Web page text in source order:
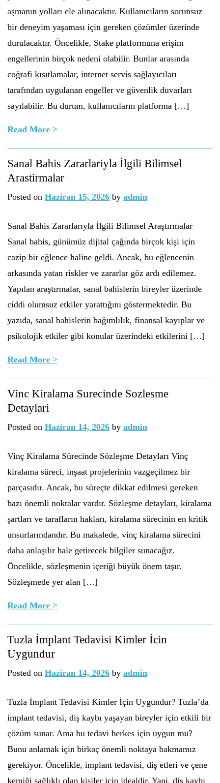
aşmanın yolları ele alınacaktır. Kullanıcıların sorunsuz
bir deneyim yaşaması için gereken çözümler üzerinde
durulacaktır. Öncelikle, Stake platformuna erişim
engellerinin birçok nedeni olabilir. Bunlar arasında
coğrafi kısıtlamalar, internet servis sağlayıcıları
tarafından uygulanan engeller ve güvenlik duvarları
sayılabilir. Bu durum, kullanıcıların platforma […]
Read More >
Sanal Bahis Zararlariyla İlgili Bilimsel
Arastirmalar
Posted on Haziran 15, 2026 by admin
Sanal Bahis Zararlarıyla İlgili Bilimsel Araştırmalar
Sanal bahis, günümüz dijital çağında birçok kişi için
cazip bir eğlence haline geldi. Ancak, bu eğlencenin
arkasında yatan riskler ve zararlar göz ardı edilemez.
Yapılan araştırmalar, sanal bahislerin bireyler üzerinde
ciddi olumsuz etkiler yarattığını göstermektedir. Bu
yazıda, sanal bahislerin bağımlılık, finansal kayıplar ve
psikolojik etkiler gibi konular üzerindeki etkilerini […]
Read More >
Vinc Kiralama Surecinde Sozlesme
Detaylari
Posted on Haziran 14, 2026 by admin
Vinç Kiralama Sürecinde Sözleşme Detayları Vinç
kiralama süreci, inşaat projelerinin vazgeçilmez bir
parçasıdır. Ancak, bu süreçte dikkat edilmesi gereken
bazı önemli noktalar vardır. Sözleşme detayları, kiralama
şartları ve tarafların hakları, kiralama sürecinin en kritik
unsurlarındandır. Bu makalede, vinç kiralama sürecini
daha anlaşılır hale getirecek bilgiler sunacağız.
Öncelikle, sözleşmenin içeriği büyük önem taşır.
Sözleşmede yer alan […]
Read More >
Tuzla İmplant Tedavisi Kimler İcin
Uygundur
Posted on Haziran 14, 2026 by admin
Tuzla İmplant Tedavisi Kimler İçin Uygundur? Tuzla’da
implant tedavisi, diş kaybı yaşayan bireyler için etkili bir
çözüm sunar. Ama bu tedavi herkes için uygun mu?
Bunu anlamak için birkaç önemli noktaya bakmamız
gerekiyor. Öncelikle, implant tedavisi, diş etleri ve çene
kemiği sağlıklı olan kişiler için idealdir. Yani, diş kaybı